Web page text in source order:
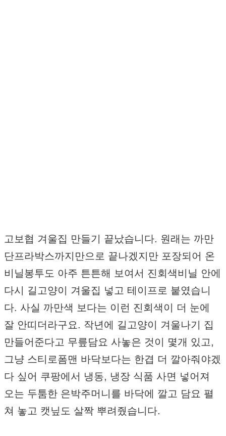
고보협 겨울집 만들기 끝났습니다. 원래는 까만
단프라박스까지만으로 끝나겠지만 포장되어 온
비닐봉투도 아주 튼튼해 보여서 진회색비닐 안에
다시 길고양이 겨울집 넣고 테이프로 붙였습니
다. 사실 까만색 보다는 이런 진회색이 더 눈에
잘 안띠더라구요. 작년에 길고양이 겨울나기 집
만들어준다고 무릎담요 사놓은 것이 몇개 있고,
그냥 스티로폼맨 바닥보다는 한겹 더 깔아줘야겠
다 싶어 쿠팡에서 냉동, 냉장 식품 사면 넣어져
오는 두툼한 은박주머니를 바닥에 깔고 담요 펼
쳐 놓고 캣닢도 살짝 뿌려줬습니다.